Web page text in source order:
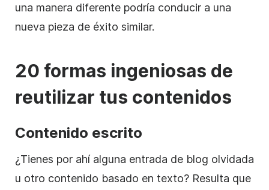
una manera diferente podría conducir a una
nueva pieza de éxito similar.
20 formas ingeniosas de
reutilizar tus contenidos
Contenido escrito
¿Tienes por ahí alguna entrada de blog olvidada
u otro contenido basado en texto? Resulta que